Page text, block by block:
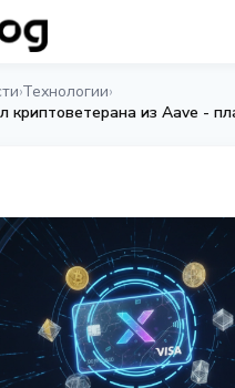
›Технологии›
криптоветерана из Aave -